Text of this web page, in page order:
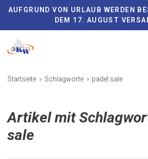
AUFGRUND VON URLAUB WERDEN
DEM 17. AUGUST
Startseite Schlagworte padel sale
Artikel mit
sale